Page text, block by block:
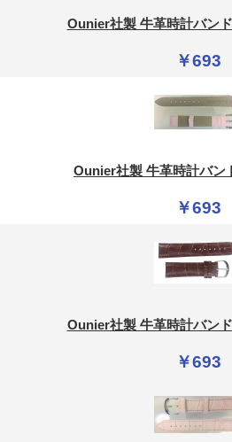
Ounier社製 牛革時計バン
￥693
Ounier社製 牛革時計バン
￥693
Ounier社製 牛革時計バン
￥693